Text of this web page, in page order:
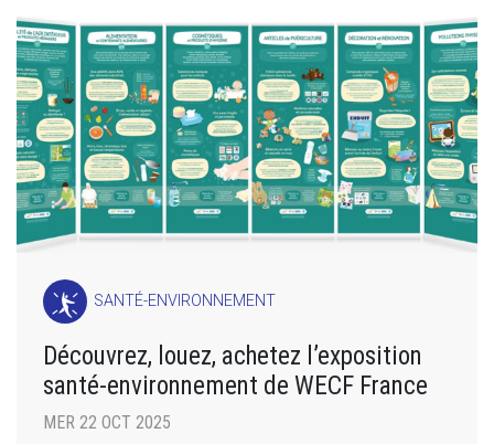
SANTÉ-ENVIRONNEMENT
Découvrez, louez, achetez l’exposition
santé-environnement de WECF France
MER 22 OCT 2025